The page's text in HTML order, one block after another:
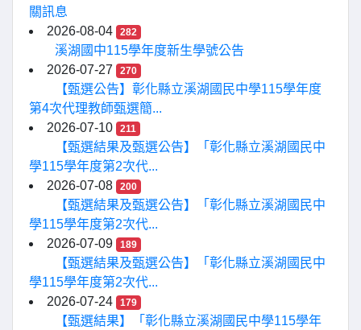
關訊息
2026-08-04
282
溪湖國中115學年度新生學號公告
2026-07-27
270
【甄選公告】彰化縣立溪湖國民中學115學年度
第4次代理教師甄選簡...
2026-07-10
211
【甄選結果及甄選公告】「彰化縣立溪湖國民中
學115學年度第2次代...
2026-07-08
200
【甄選結果及甄選公告】「彰化縣立溪湖國民中
學115學年度第2次代...
2026-07-09
189
【甄選結果及甄選公告】「彰化縣立溪湖國民中
學115學年度第2次代...
2026-07-24
179
【甄選結果】「彰化縣立溪湖國民中學115學年